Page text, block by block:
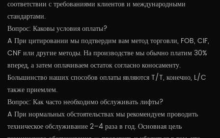
соответствии с требованиями клиентов и международными
стандартами.
Вопрос: Каковы условия оплаты?
A При цитировании мы подтвердим вам метод торговли, FOB, CIF,
CNF или другие методы. На производстве мы обычно платим 30%
вперед, а затем оплачиваем остаток согласно коносаменту.
Большинство наших способов оплаты являются T/T, конечно, L/C
также приемлем.
Вопрос: Как часто необходимо обслуживать лифты?
A При нормальных обстоятельствах мы рекомендуем проводить
техническое обслуживание 2–4 раза в год. Основная цель